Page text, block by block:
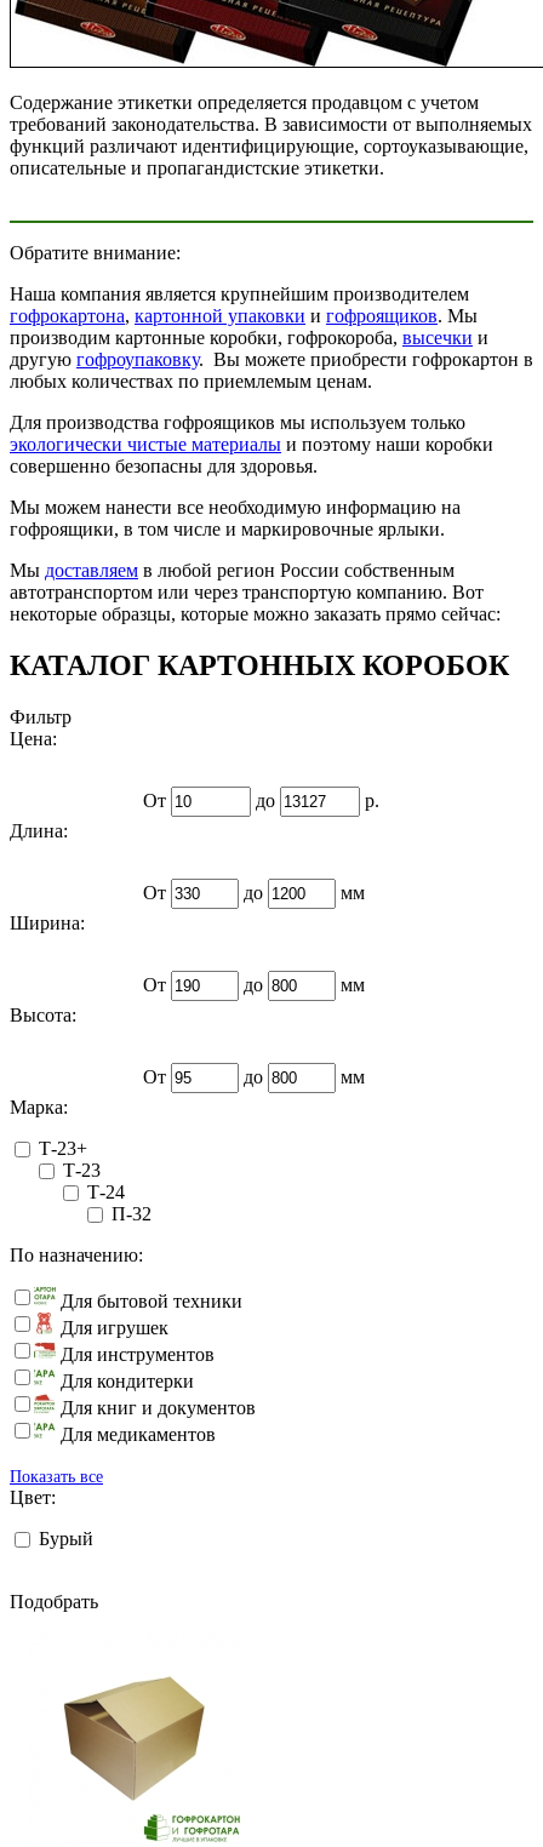
Содержание этикетки определяется продавцом с учетом
требований законодательства. В зависимости от выполняемых
функций различают идентифицирующие, сортоуказывающие,
описательные и пропагандистские этикетки.
Обратите внимание:
Наша компания является крупнейшим производителем
гофрокартона, картонной упаковки и гофроящиков. Мы
производим картонные коробки, гофрокороба, высечки и
другую гофроупаковку. Вы можете приобрести гофрокартон в
любых количествах по приемлемым ценам.
Для производства гофроящиков мы используем только
экологически чистые материалы и поэтому наши коробки
совершенно безопасны для здоровья.
Мы можем нанести все необходимую информацию на
гофроящики, в том числе и маркировочные ярлыки.
Мы доставляем в любой регион России собственным
автотранспортом или через транспортую компанию. Вот
некоторые образцы, которые можно заказать прямо сейчас:
КАТАЛОГ КАРТОННЫХ КОРОБОК
Фильтр
Цена:
От до
р.
Длина:
От до
мм
Ширина:
От до
мм
Высота:
От до
мм
Марка:
Т-23+
Т-23
Т-24
П-32
По назначению:
Для бытовой техники
Для игрушек
Для инструментов
Для кондитерки
Для книг и документов
Для медикаментов
Показать все
Цвет:
Бурый
Подобрать